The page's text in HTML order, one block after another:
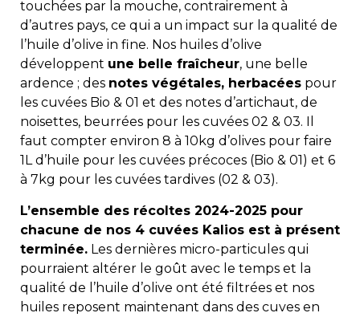
touchées par la mouche, contrairement à
d’autres pays, ce qui a un impact sur la qualité de
l’huile d’olive in fine. Nos huiles d’olive
développent une belle fraîcheur, une belle
ardence ; des notes végétales, herbacées pour
les cuvées Bio & 01 et des notes d’artichaut, de
noisettes, beurrées pour les cuvées 02 & 03. Il
faut compter environ 8 à 10kg d’olives pour faire
1L d’huile pour les cuvées précoces (Bio & 01) et 6
à 7kg pour les cuvées tardives (02 & 03).
L’ensemble des récoltes 2024-2025 pour
chacune de nos 4 cuvées Kalios est à présent
terminée. Les dernières micro-particules qui
pourraient altérer le goût avec le temps et la
qualité de l’huile d’olive ont été filtrées et nos
huiles reposent maintenant dans des cuves en